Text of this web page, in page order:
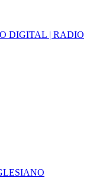
DIGITAL | RADIO